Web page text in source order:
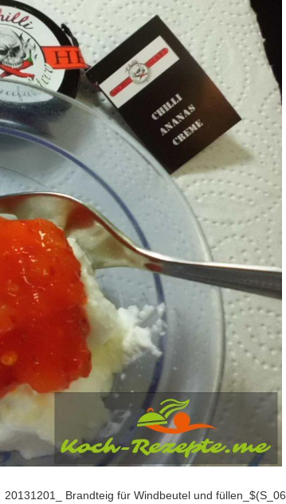
20131201_ Brandteig für Windbeutel und füllen_$(S_06